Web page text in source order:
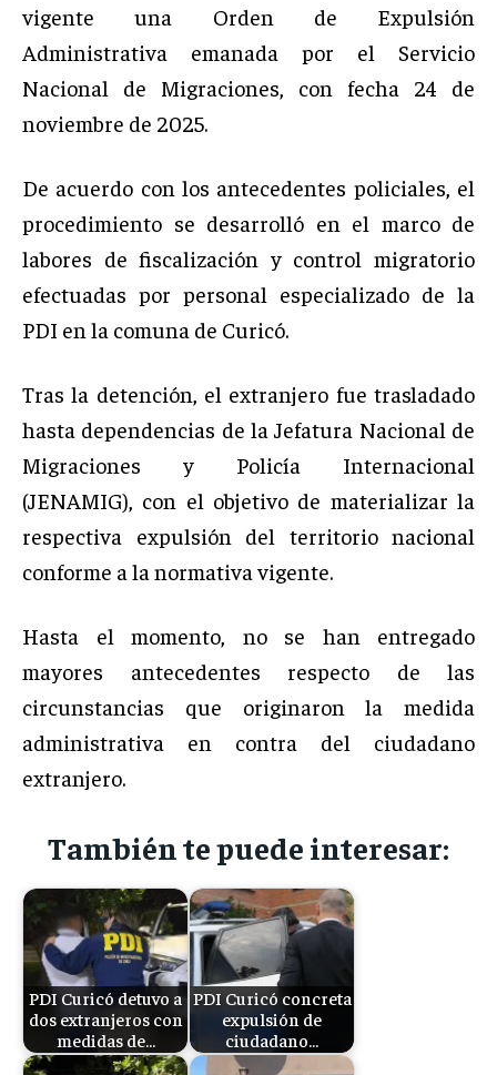
vigente una Orden de Expulsión
Administrativa emanada por el Servicio
Nacional de Migraciones, con fecha 24 de
noviembre de 2025.
De acuerdo con los antecedentes policiales, el
procedimiento se desarrolló en el marco de
labores de fiscalización y control migratorio
efectuadas por personal especializado de la
PDI en la comuna de Curicó.
Tras la detención, el extranjero fue trasladado
hasta dependencias de la Jefatura Nacional de
Migraciones y Policía Internacional
(JENAMIG), con el objetivo de materializar la
respectiva expulsión del territorio nacional
conforme a la normativa vigente.
Hasta el momento, no se han entregado
mayores antecedentes respecto de las
circunstancias que originaron la medida
administrativa en contra del ciudadano
extranjero.
También te puede interesar:
PDI Curicó detuvo a
dos extranjeros con
medidas de…
PDI Curicó concreta
expulsión de
ciudadano…